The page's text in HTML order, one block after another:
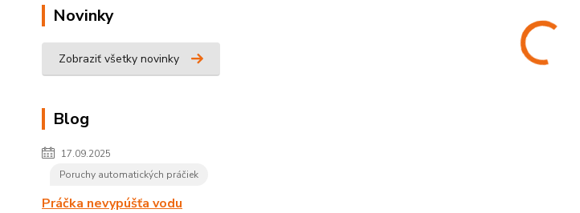
Novinky
Zobraziť všetky novinky
Blog
17.09.2025
Poruchy automatických práčiek
Práčka nevypúšťa vodu